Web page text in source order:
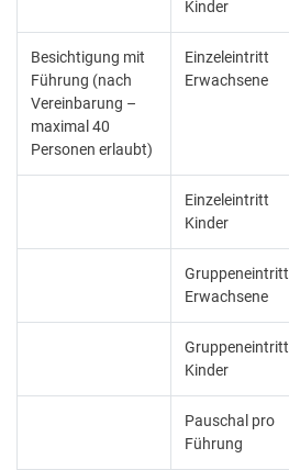
Kinder
Besichtigung mit
Führung (nach
Vereinbarung –
maximal 40
Personen erlaubt)
Einzeleintritt
Erwachsene
Einzeleintritt
Kinder
Gruppeneintritt
Erwachsene
Gruppeneintritt
Kinder
Pauschal pro
Führung